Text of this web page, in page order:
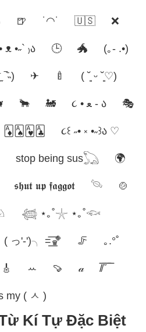
🍺 ˙◠˙ 🇺🇸 ❌
ᴥ •˶` ₎ა 🕒 🐲 (｡- .•)
‾᷅˵) ✈︎ 🍼 ( ˘͈ ᵕ ˘͈♡)
🐂 🚂 ૮ • ﻌ - ა⁩ 🎭
🃁🂡🂱🃑 ૮꒰ ˶• ༝ •˶꒱ა ♡
stop being sus𓆏 🌍
𝖘𝖍𝖚𝖙 𝖚𝖕 𝖋𝖆𝖌𝖌𝖔𝖙 𓄯 🍲
𓆉 ⋆｡˚𓇼 ⋆｡˚𓆟
( っ'-')╮ =͟͟͞͞🏀 🦵 ｡.°˚
🎸 ꕀ 🍠 𝒶 /̸̅̅ ̆̅ ̅̅ ̅̅
my ( ㅅ )
Kí Tự Đặc Biệt